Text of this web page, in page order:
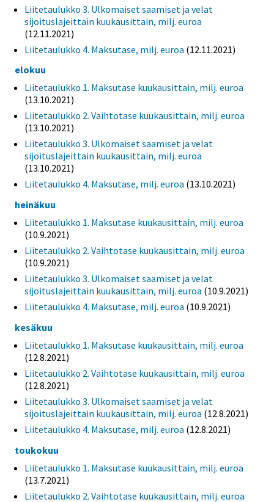
Liitetaulukko 3. Ulkomaiset saamiset ja velat
sijoituslajeittain kuukausittain, milj. euroa
(12.11.2021)
Liitetaulukko 4. Maksutase, milj. euroa (12.11.2021)
elokuu
Liitetaulukko 1. Maksutase kuukausittain, milj. euroa
(13.10.2021)
Liitetaulukko 2. Vaihtotase kuukausittain, milj. euroa
(13.10.2021)
Liitetaulukko 3. Ulkomaiset saamiset ja velat
sijoituslajeittain kuukausittain, milj. euroa
(13.10.2021)
Liitetaulukko 4. Maksutase, milj. euroa (13.10.2021)
heinäkuu
Liitetaulukko 1. Maksutase kuukausittain, milj. euroa
(10.9.2021)
Liitetaulukko 2. Vaihtotase kuukausittain, milj. euroa
(10.9.2021)
Liitetaulukko 3. Ulkomaiset saamiset ja velat
sijoituslajeittain kuukausittain, milj. euroa (10.9.2021)
Liitetaulukko 4. Maksutase, milj. euroa (10.9.2021)
kesäkuu
Liitetaulukko 1. Maksutase kuukausittain, milj. euroa
(12.8.2021)
Liitetaulukko 2. Vaihtotase kuukausittain, milj. euroa
(12.8.2021)
Liitetaulukko 3. Ulkomaiset saamiset ja velat
sijoituslajeittain kuukausittain, milj. euroa (12.8.2021)
Liitetaulukko 4. Maksutase, milj. euroa (12.8.2021)
toukokuu
Liitetaulukko 1. Maksutase kuukausittain, milj. euroa
(13.7.2021)
Liitetaulukko 2. Vaihtotase kuukausittain, milj. euroa